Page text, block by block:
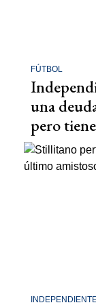
FÚTBOL
una
pero